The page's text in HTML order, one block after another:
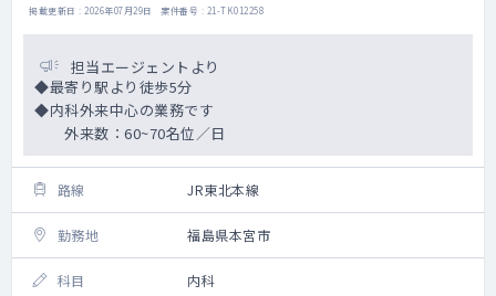
掲載更新日 : 2026年07月29日 案件番号 : 21-TK012258
担当エージェントより
◆最寄り駅より徒歩5分
◆内科外来中心の業務です
外来数：60~70名位／日
路線 JR東北本線
勤務地 福島県本宮市
科目 内科